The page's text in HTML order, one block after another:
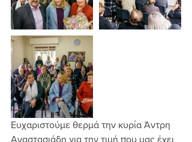
Ευχαριστούμε θερμά την κυρία Άντρη
Αναστασιάδη για την τιμή που μας έχει